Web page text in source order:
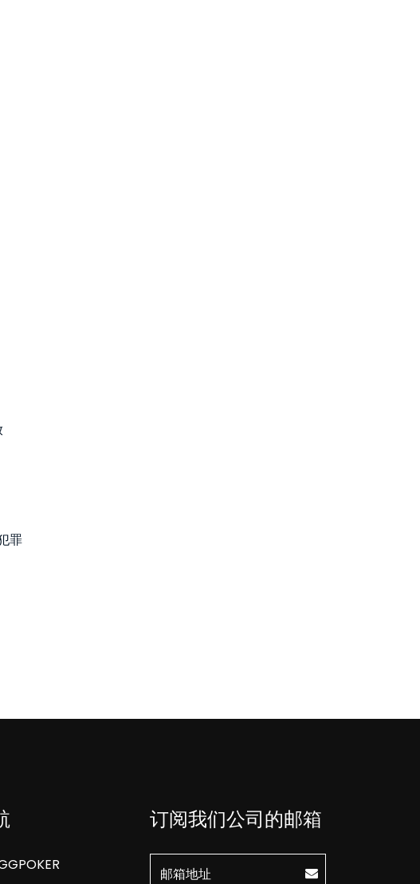
罪
订阅我们公司的邮箱